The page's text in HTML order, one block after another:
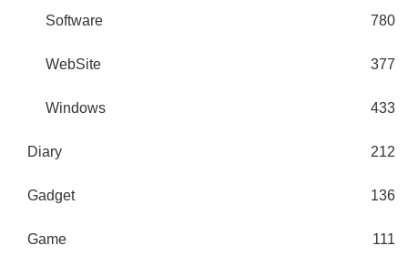
Software 780
WebSite 377
Windows 433
Diary 212
Gadget 136
Game 111